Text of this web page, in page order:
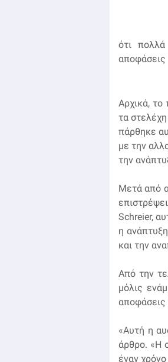
ότι
αποφάσεις
Αρχικά, το
τα
πάρθηκε
με την
την
Μετά από
Schreier,
η
και την
Από την
μόλις
αποφάσεις
«Αυτή η
άρθρο. «Η
έναν χρόνο